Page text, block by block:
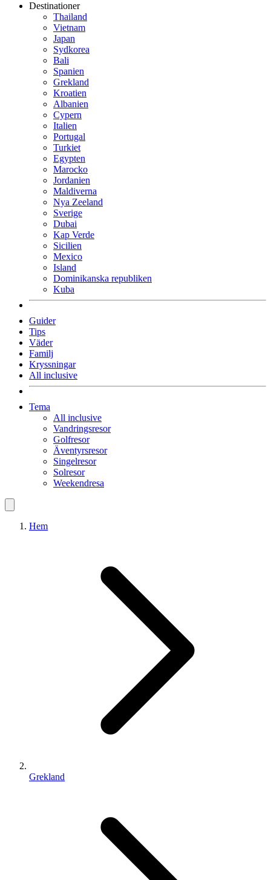
Destinationer
Thailand
Vietnam
Japan
Sydkorea
Bali
Spanien
Grekland
Kroatien
Albanien
Cypern
Italien
Portugal
Turkiet
Egypten
Marocko
Jordanien
Maldiverna
Nya Zeeland
Sverige
Dubai
Kap Verde
Sicilien
Mexico
Island
Dominikanska republiken
Kuba
Guider
Tips
Väder
Familj
Kryssningar
All inclusive
Tema
All inclusive
Vandringsresor
Golfresor
Äventyrsresor
Singelresor
Solresor
Weekendresa
Hem
Grekland